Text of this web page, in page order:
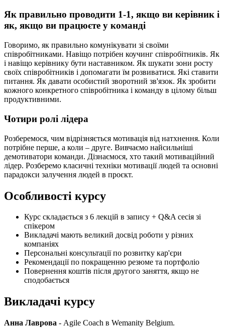
Як правильно проводити 1-1, якщо ви керівник і
як, якщо ви працюєте у команді
Говоримо, як правильно комунікувати зі своїми
співробітниками. Навіщо потрібен коучинг співробітників. Як
і навіщо керівнику бути наставником. Як шукати зони росту
своїх співробітників і допомагати їм розвиватися. Які ставити
питання. Як давати особистий зворотний зв'язок. Як зробити
кожного конкретного співробітника і команду в цілому більш
продуктивними.
Чотири ролі лідера
Розберемося, чим відрізняється мотивація від натхнення. Коли
потрібне перше, а коли – друге. Вивчаємо найсильніші
демотиватори команди. Дізнаємося, хто такий мотиваційний
лідер. Розберемо класичні техніки мотивації людей та основні
парадокси залучення людей в проєкт.
Особливості курсу
Курс складається з 6 лекцій в запису + Q&A сесія зі
спікером
Викладачі мають великий досвід роботи у різних
компаніях
Персональні консультації по розвитку кар'єри
Рекомендації по покращенню резюме та портфоліо
Повернення коштів після другого заняття, якщо не
сподобається
Викладачі курсу
Анна Лаврова - Agile Coach в Wemanity Belgium.